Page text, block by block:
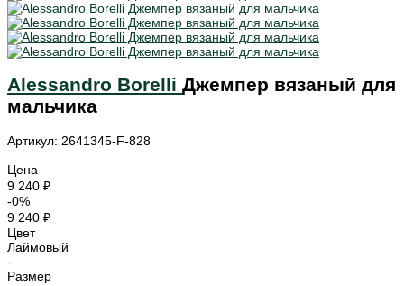
Alessandro Borelli Джемпер вязаный для
мальчика
Артикул: 2641345-F-828
Цена
9 240 ₽
-0%
9 240 ₽
Цвет
Лаймовый
-
Размер